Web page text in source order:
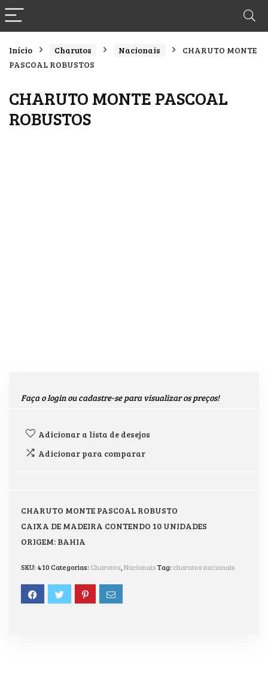
Início Charutos Nacionais
CHARUTO MONTE
PASCOAL ROBUSTOS
CHARUTO MONTE PASCOAL
ROBUSTOS
Faça o login ou cadastre-se para visualizar os preços!
Adicionar a lista de desejos
Adicionar para comparar
CHARUTO MONTE PASCOAL ROBUSTO
CAIXA DE MADEIRA CONTENDO 10 UNIDADES
ORIGEM: BAHIA
SKU: 410Categorias: Charutos NacionaisTag: charutos nacionais